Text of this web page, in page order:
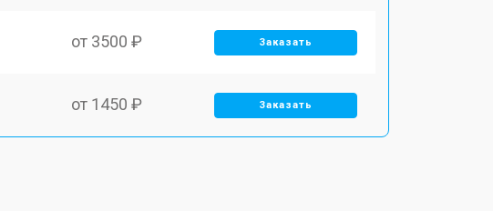
от 3500 ₽ Заказать
от 1450 ₽ Заказать